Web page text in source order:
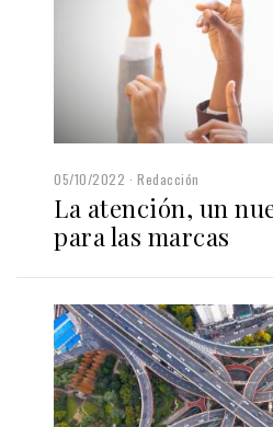
05/10/2022 Redacción
La atención, un
para las marcas